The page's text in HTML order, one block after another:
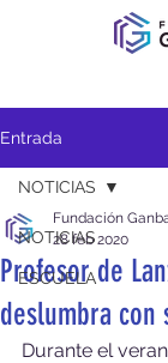
Entrada
NOTICIAS
ESCUELA
NOTICIAS
Profesor de
deslumbra con
Fundación
28 feb 2020
Durante el